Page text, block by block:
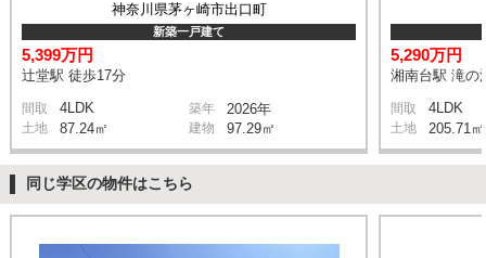
神奈川県茅ヶ崎市出口町
新築一戸建て
5,399万円
辻堂駅 徒歩17分
間取 4LDK 築年 2026年
土地 87.24㎡ 建物 97.29㎡
5,290万円
湘南台駅 滝の
間取 4LDK
土地 205.71㎡
同じ学区の物件はこちら